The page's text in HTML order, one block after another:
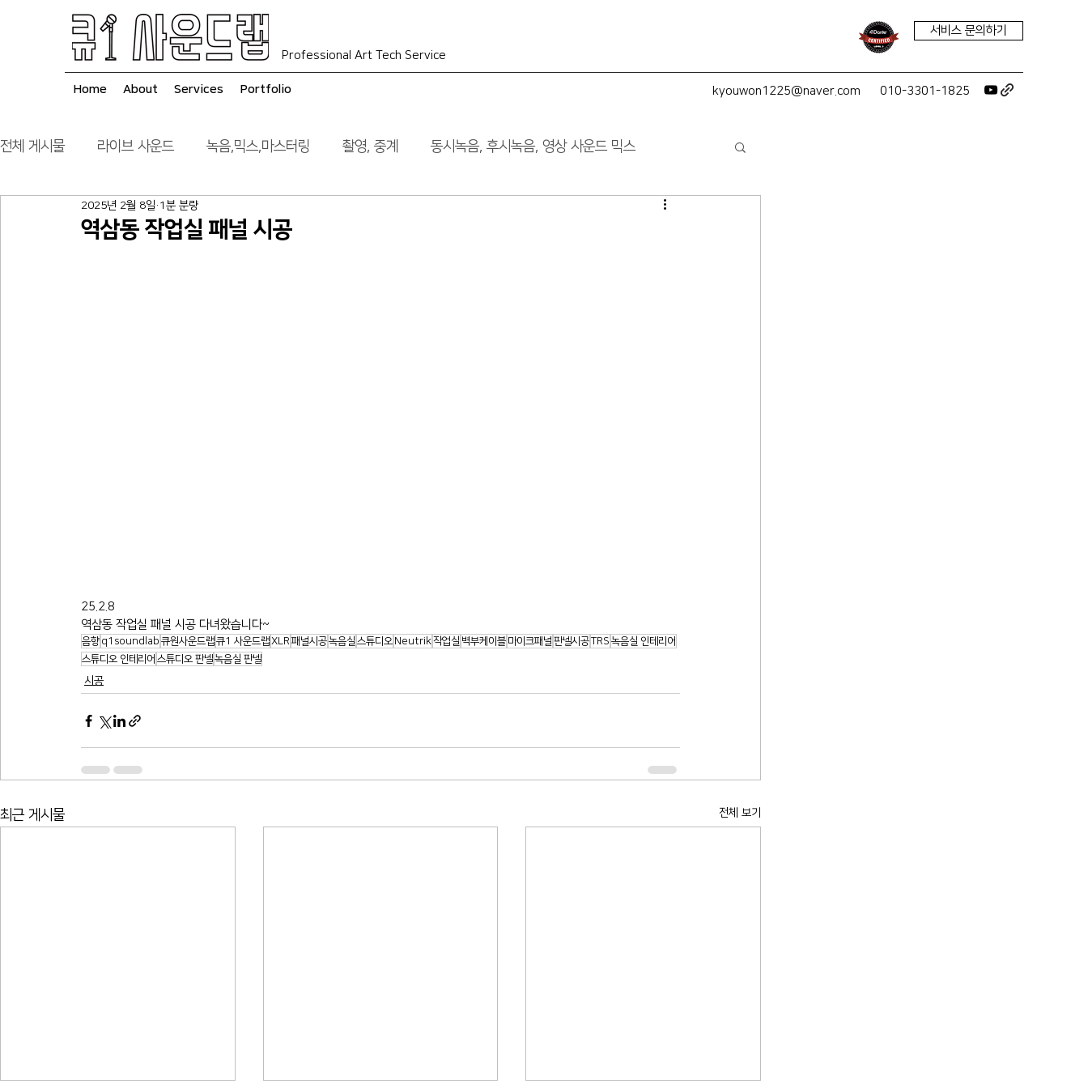
Professional Art Tech Service
서비스 문의하기
Home About Services Portfolio kyouwon1225@naver.com 010-3301-1825
전체 게시물 라이브 사운드 녹음,믹스,마스터링 촬영, 중계 동시녹음, 후시녹음, 영상 사운드 믹스
음향 시스템 컨설팅 시공
역삼동 작업실 패널 시공
2025년 2월 8일 1분 분량
25.2.8
역삼동 작업실 패널 시공 다녀왔습니다~
음향 q1soundlab 큐원사운드랩큐1 사운드랩XLR 패널시공녹음실 스튜디오 Neutrik작업실 벽부케이블 마이크패널 판넬시공TRS 녹음실 인테리어
스튜디오 인테리어 스튜디오 판넬녹음실 판넬
시공
최근 게시물 전체 보기